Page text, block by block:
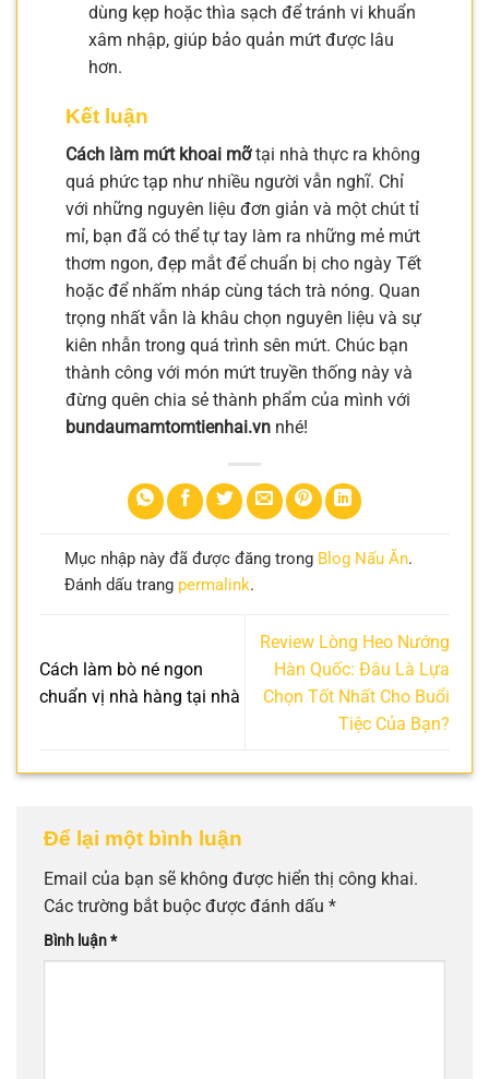
dùng kẹp hoặc thìa sạch để tránh vi khuẩn
xâm nhập, giúp bảo quản mứt được lâu
hơn.
Kết luận
Cách làm mứt khoai mỡtại nhà thực ra không
quá phức tạp như nhiều người vẫn nghĩ. Chỉ
với những nguyên liệu đơn giản và một chút tỉ
mỉ, bạn đã có thể tự tay làm ra những mẻ mứt
thơm ngon, đẹp mắt để chuẩn bị cho ngày Tết
hoặc để nhấm nháp cùng tách trà nóng. Quan
trọng nhất vẫn là khâu chọn nguyên liệu và sự
kiên nhẫn trong quá trình sên mứt. Chúc bạn
thành công với món mứt truyền thống này và
đừng quên chia sẻ thành phẩm của mình với
bundaumamtomtienhai.vn nhé!
Mục nhập này đã được đăng trong Blog Nấu Ăn.
Đánh dấu trang permalink.
Cách làm bò né ngon
chuẩn vị nhà hàng tại nhà
Review Lòng Heo Nướng
Hàn Quốc: Đâu Là Lựa
Chọn Tốt Nhất Cho Buổi
Tiệc Của Bạn?
Để lại một bình luận
Email của bạn sẽ không được hiển thị công khai.
Các trường bắt buộc được đánh dấu *
Bình luận*